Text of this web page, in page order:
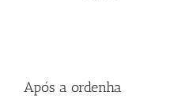
Após a ordenha